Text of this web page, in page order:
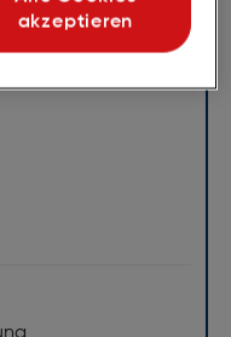
akzeptieren